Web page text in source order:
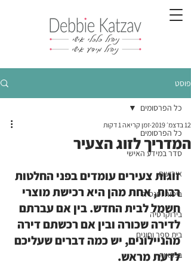
פוסט
כל הפרסומים
סדר במידע האישי
אירועים
ביטוח ופנסיה
בירוקרטיה
בית ספר וחוגים
בנקאות
כל הפרסומים
המדריך לזוג הצעיר
12 בדצמ׳ 2019 זמן קריאה 1 דקות
זוגות צעירים עומדים בפני החלטות
רבות, אחת מהן היא רכישת מוצרי
חשמל לבית החדש. בין אם עברתם
לדירה שכורה ובין אם רכשתם דירה
מהניילונים, יש כמה דברים שעליכם
לדעת מראש.